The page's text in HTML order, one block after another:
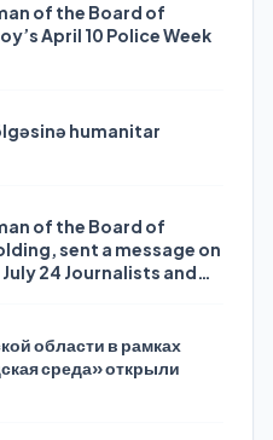
of the Board of
April 10 Police Week
humanitar
of the Board of
sent a message on
24 Journalists and
области в рамках
среда» открыли